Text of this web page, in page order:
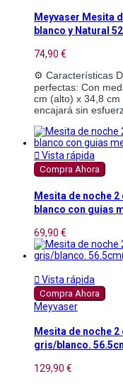
Meyvaser Mesita
blanco y Natural
74,90 €
⚙️ Características
perfectas: Con
cm (alto) x 34,8
encajará sin
 Vista rápida
Compra Ahora
Mesita de noche
blanco con guias
69,90 €
 Vista rápida
Compra Ahora
Meyvaser
Mesita de noche
gris/blanco.
129,90 €